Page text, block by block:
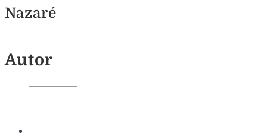
Nazaré
Autor